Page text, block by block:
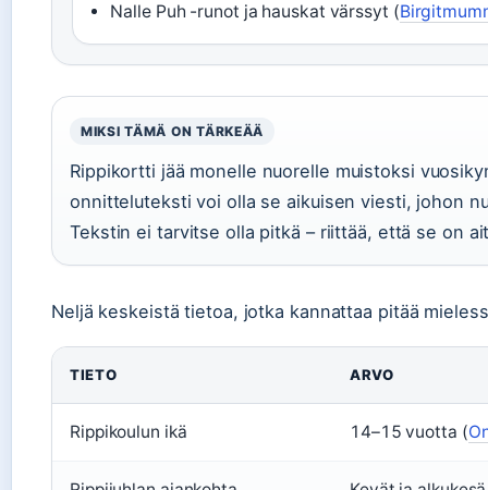
Nalle Puh -runot ja hauskat värssyt (
MIKSI TÄMÄ ON TÄRKEÄÄ
Rippikortti jää monelle nuorelle muistoksi
onnitteluteksti voi olla se aikuisen viesti, johon
Tekstin ei tarvitse olla pitkä – riittää, että se on
Neljä keskeistä tietoa, jotka kannattaa pitää
TIETO ARVO
Rippikoulun ikä 14–15 vuotta (